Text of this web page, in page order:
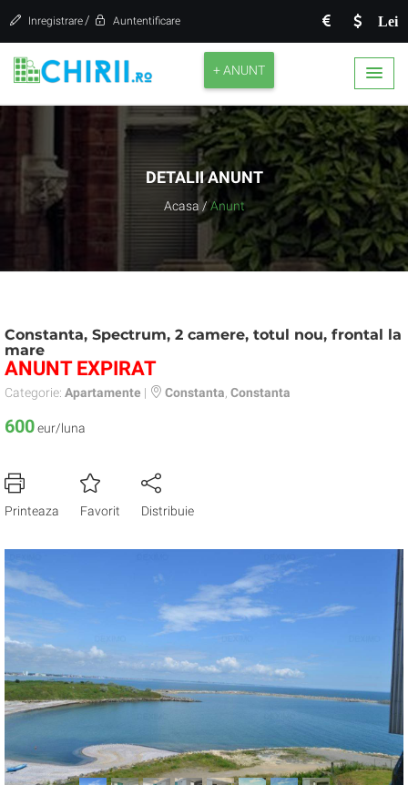
Lei
Inregistrare / Auntentificare
+ ANUNT
DETALII ANUNT
Acasa / Anunt
Constanta, Spectrum, 2 camere, totul nou, frontal la
mare
ANUNT EXPIRAT
Categorie: Apartamente | Constanta Constanta
600eur/luna
Printeaza Favorit Distribuie